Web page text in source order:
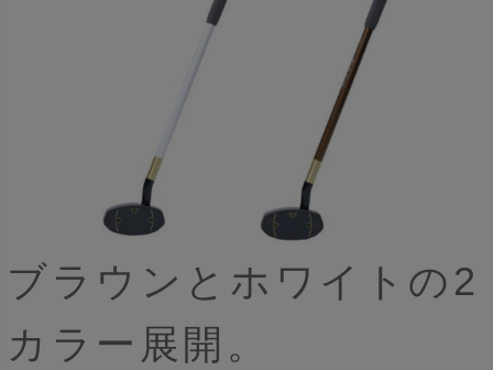
ブラウンとホワイトの2
カラー展開。